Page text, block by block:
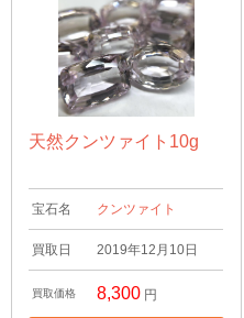
天然クンツァイト10g
宝石名 クンツァイト
買取日 2019年12月10日
買取価格 8,300 円